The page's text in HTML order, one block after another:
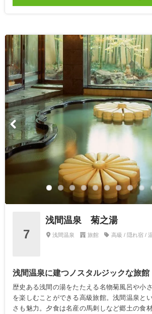
7
浅間温泉 菊之湯
浅間温泉 旅館 高級 / 隠れ宿 /
浅間温泉に建つノスタルジックな旅館
歴史ある浅間の湯をたたえる名物菊風呂や小
を楽しむことができる高級旅館。浅間温泉と
さも魅力。夕食は名産の馬刺しなど郷土の食